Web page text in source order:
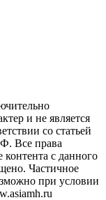
и не является
со статьей
Все права
с данного
Частичное
при условии